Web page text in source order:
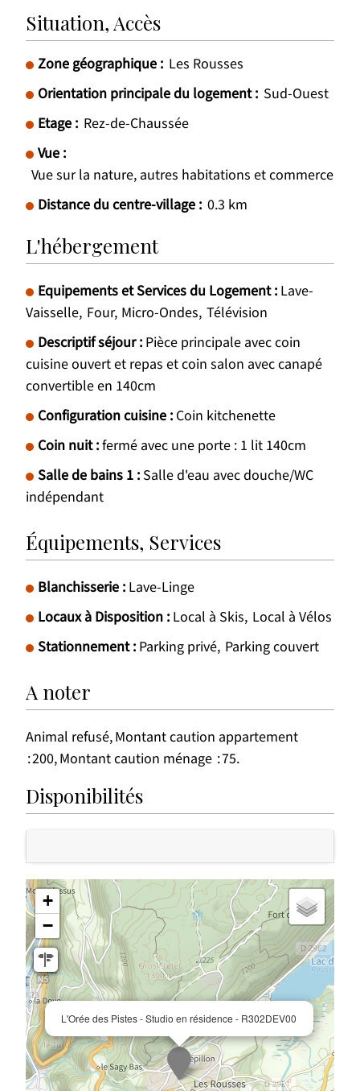
Situation, Accès
Zone géographique : Les Rousses
Orientation principale du logement : Sud-Ouest
Etage : Rez-de-Chaussée
Vue :
Vue sur la nature, autres habitations et commerce
Distance du centre-village : 0.3 km
L'hébergement
Equipements et Services du Logement: Lave-
Vaisselle Four Micro-Ondes Télévision
Descriptif séjour: Pièce principale avec coin
cuisine ouvert et repas et coin salon avec canapé
convertible en 140cm
Configuration cuisine : Coin kitchenette
Coin nuit:fermé avec une porte : 1 lit 140cm
Salle de bains 1 : Salle d'eau avec douche/WC
indépendant
Équipements, Services
Blanchisserie : Lave-Linge
Locaux à Disposition : Local à Skis Local à Vélos
Stationnement: Parking privé Parking couvert
A noter
Animal refusé Montant caution appartement
200 Montant caution ménage 75
Disponibilités
L'Orée des Pistes - Studio en résidence - R302DEV00
+
−